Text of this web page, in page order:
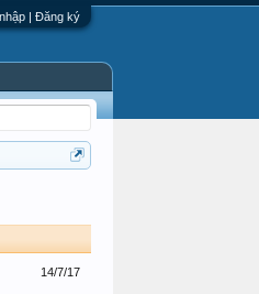
| Đăng ký
14/7/17